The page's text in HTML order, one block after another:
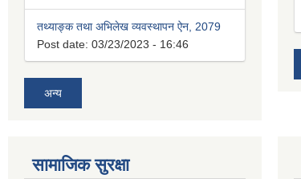
तथ्याङ्क तथा अभिलेख व्यवस्थापन ऐन, 2079
Post date: 03/23/2023 - 16:46
अन्य
सामाजिक सुरक्षा